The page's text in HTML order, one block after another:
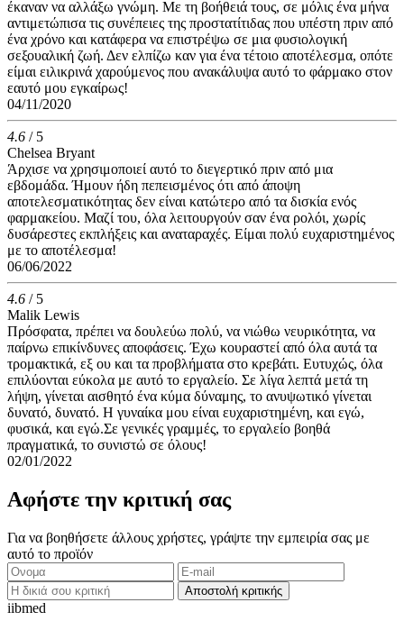
έκαναν να αλλάξω γνώμη. Με τη βοήθειά τους, σε μόλις ένα μήνα
αντιμετώπισα τις συνέπειες της προστατίτιδας που υπέστη πριν από
ένα χρόνο και κατάφερα να επιστρέψω σε μια φυσιολογική
σεξουαλική ζωή. Δεν ελπίζω καν για ένα τέτοιο αποτέλεσμα, οπότε
είμαι ειλικρινά χαρούμενος που ανακάλυψα αυτό το φάρμακο στον
εαυτό μου εγκαίρως!
04/11/2020
4.6 / 5
Chelsea Bryant
Άρχισε να χρησιμοποιεί αυτό το διεγερτικό πριν από μια
εβδομάδα. Ήμουν ήδη πεπεισμένος ότι από άποψη
αποτελεσματικότητας δεν είναι κατώτερο από τα δισκία ενός
φαρμακείου. Μαζί του, όλα λειτουργούν σαν ένα ρολόι, χωρίς
δυσάρεστες εκπλήξεις και αναταραχές. Είμαι πολύ ευχαριστημένος
με το αποτέλεσμα!
06/06/2022
4.6 / 5
Malik Lewis
Πρόσφατα, πρέπει να δουλεύω πολύ, να νιώθω νευρικότητα, να
παίρνω επικίνδυνες αποφάσεις. Έχω κουραστεί από όλα αυτά τα
τρομακτικά, εξ ου και τα προβλήματα στο κρεβάτι. Ευτυχώς, όλα
επιλύονται εύκολα με αυτό το εργαλείο. Σε λίγα λεπτά μετά τη
λήψη, γίνεται αισθητό ένα κύμα δύναμης, το ανυψωτικό γίνεται
δυνατό, δυνατό. Η γυναίκα μου είναι ευχαριστημένη, και εγώ,
φυσικά, και εγώ.Σε γενικές γραμμές, το εργαλείο βοηθά
πραγματικά, το συνιστώ σε όλους!
02/01/2022
Αφήστε την κριτική σας
Για να βοηθήσετε άλλους χρήστες, γράψτε την εμπειρία σας με
αυτό το προϊόν
Αποστολή κριτικής
iibmed